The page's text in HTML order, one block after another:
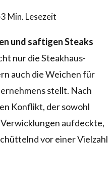
3 Min. Lesezeit
und saftigen Steaks
nur die Steakhaus-
auch die Weichen für
stellt. Nach
Konflikt, der sowohl
aufdeckte,
vor einer Vielzahl